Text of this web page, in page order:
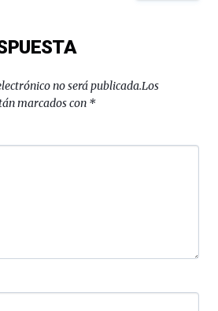
no será publicada.Los
marcados con *